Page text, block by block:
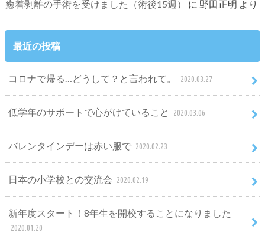
癒着剥離の手術を受けました（術後15週） に 野田正明 より
最近の投稿
コロナで帰る…どうして？と言われて。 2020.03.27
低学年のサポートで心がけていること 2020.03.06
バレンタインデーは赤い服で 2020.02.23
日本の小学校との交流会 2020.02.19
新年度スタート！8年生を開校することになりました
2020.01.20